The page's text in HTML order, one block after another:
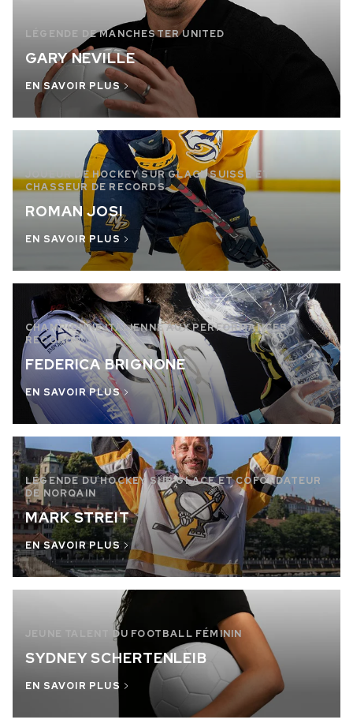
LÉGENDE DE MANCHESTER UNITED
GARY NEVILLE
EN SAVOIR PLUS
JOUEUR DE HOCKEY SUR GLACE SUISSE ET
CHASSEUR DE RECORDS
ROMAN JOSI
EN SAVOIR PLUS
CHAMPIONNE ITALIENNE AUX PERFORMANCES
RECORD !
FEDERICA BRIGNONE
EN SAVOIR PLUS
LÉGENDE DU HOCKEY SUR GLACE ET COFONDATEUR
DE NORQAIN
MARK STREIT
EN SAVOIR PLUS
JEUNE TALENT DU FOOTBALL FÉMININ
SYDNEY SCHERTENLEIB
EN SAVOIR PLUS